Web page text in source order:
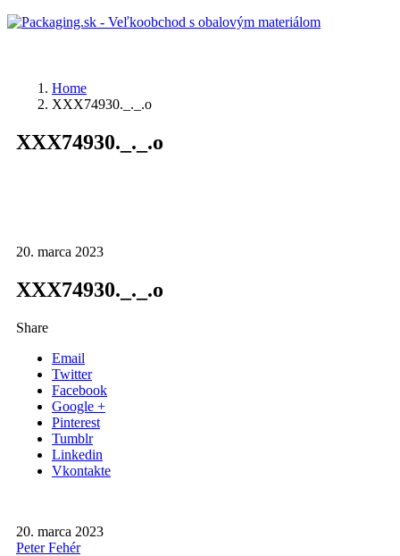
Home
XXX74930._._.o
XXX74930._._.o
20. marca 2023
XXX74930._._.o
Share
Email
Twitter
Facebook
Google +
Pinterest
Tumblr
Linkedin
Vkontakte
20. marca 2023
Peter Fehér